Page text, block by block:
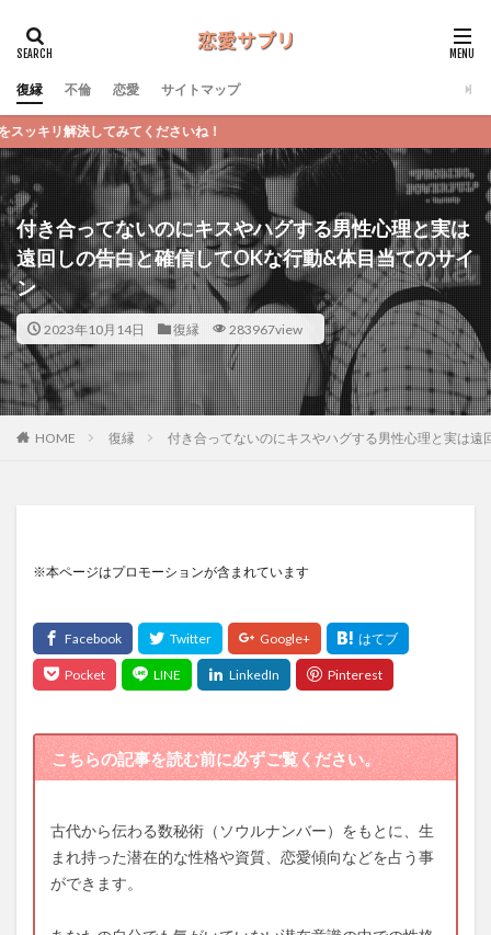
復縁 不倫 恋愛 サイトマップ
付き合ってないのにキスやハグする男性心理と実は
遠回しの告白と確信してOKな行動&体目当てのサイ
ン
2023年10月14日 復縁 283967view
HOME 復縁 付き合ってないのにキスやハグする男性心理と実は
※本ページはプロモーションが含まれています
こちらの記事を読む前に必ずご覧ください。
古代から伝わる数秘術（ソウルナンバー）をもとに、生
まれ持った潜在的な性格や資質、恋愛傾向などを占う事
ができます。